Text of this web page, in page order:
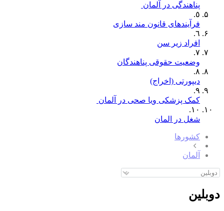
پناھندگی‫ در آلمان ‬‫
٥.
فرآیندهای قانون مند سازی
٦.
افراد زیر سن
٧.
وضعیت حقوقی پناهندگان
٨.
دیپورتی (اخراج)
٩.
‫کمک پزشکی ویا صحی در آلمان ‬‬
١٠.
شغل در المان
کشورها
آلمان
دوبلین